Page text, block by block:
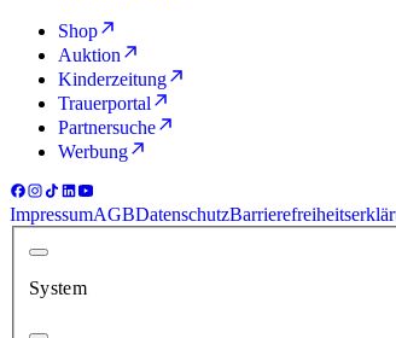
Shop
Auktion
Kinderzeitung
Trauerportal
Partnersuche
Werbung
ImpressumAGBDatenschutz
System